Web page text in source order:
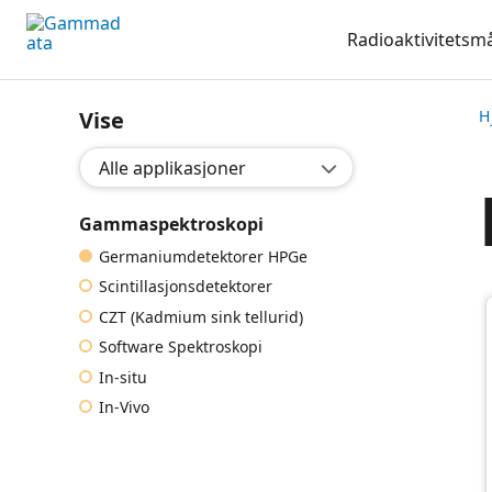
Hopp
til
Vise
Valg applikasjon:
Gammaspektroskopi
Germaniumdetektorer HPGe
Scintillasjonsdetektorer
CZT (Kadmium sink tellurid)
Software Spektroskopi
In-situ
In-Vivo